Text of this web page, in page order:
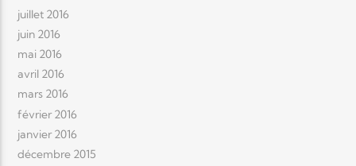
juillet 2016
juin 2016
mai 2016
avril 2016
mars 2016
février 2016
janvier 2016
décembre 2015